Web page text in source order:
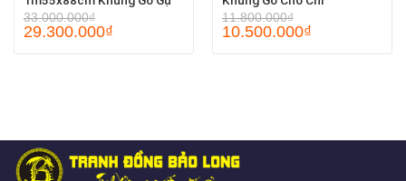
33.000.000₫
29.300.000₫
11.800.000₫
10.500.000₫